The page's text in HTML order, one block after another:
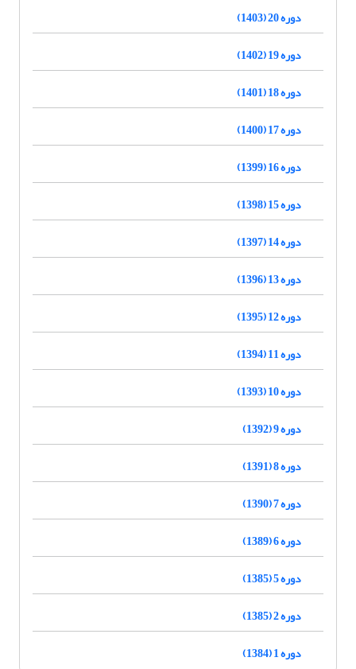
دوره 20 (1403)
دوره 19 (1402)
دوره 18 (1401)
دوره 17 (1400)
دوره 16 (1399)
دوره 15 (1398)
دوره 14 (1397)
دوره 13 (1396)
دوره 12 (1395)
دوره 11 (1394)
دوره 10 (1393)
دوره 9 (1392)
دوره 8 (1391)
دوره 7 (1390)
دوره 6 (1389)
دوره 5 (1385)
دوره 2 (1385)
دوره 1 (1384)